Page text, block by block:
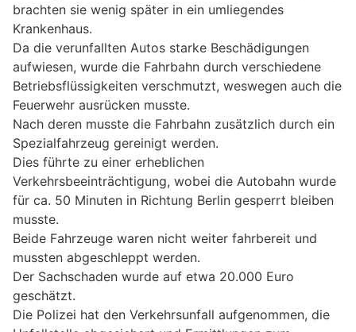
brachten sie wenig später in ein umliegendes
Krankenhaus.
Da die verunfallten Autos starke Beschädigungen
aufwiesen, wurde die Fahrbahn durch verschiedene
Betriebsflüssigkeiten verschmutzt, weswegen auch die
Feuerwehr ausrücken musste.
Nach deren musste die Fahrbahn zusätzlich durch ein
Spezialfahrzeug gereinigt werden.
Dies führte zu einer erheblichen
Verkehrsbeeinträchtigung, wobei die Autobahn wurde
für ca. 50 Minuten in Richtung Berlin gesperrt bleiben
musste.
Beide Fahrzeuge waren nicht weiter fahrbereit und
mussten abgeschleppt werden.
Der Sachschaden wurde auf etwa 20.000 Euro
geschätzt.
Die Polizei hat den Verkehrsunfall aufgenommen, die